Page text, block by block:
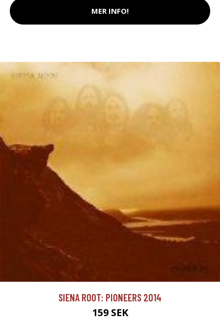
MER INFO!
SIENA ROOT: PIONEERS 2014
159 SEK